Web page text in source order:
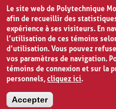
Le site web de Polytechnique
afin de recueillir des
expérience à ses visiteurs. En
l’utilisation de ces témoins
d’utilisation. Vous pouvez
vos paramètres de navigation.
témoins de connexion et sur la
personnels,cliquez ici.
Accepter